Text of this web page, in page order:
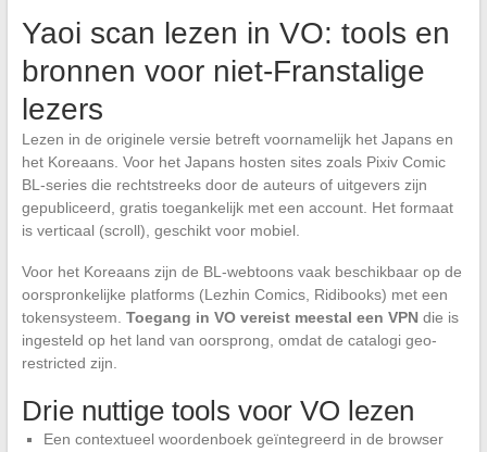
Yaoi scan lezen in VO: tools en
bronnen voor niet-Franstalige
lezers
Lezen in de originele versie betreft voornamelijk het Japans en
het Koreaans. Voor het Japans hosten sites zoals Pixiv Comic
BL-series die rechtstreeks door de auteurs of uitgevers zijn
gepubliceerd, gratis toegankelijk met een account. Het formaat
is verticaal (scroll), geschikt voor mobiel.
Voor het Koreaans zijn de BL-webtoons vaak beschikbaar op de
oorspronkelijke platforms (Lezhin Comics, Ridibooks) met een
tokensysteem. Toegang in VO vereist meestal een VPNdie is
ingesteld op het land van oorsprong, omdat de catalogi geo-
restricted zijn.
Drie nuttige tools voor VO lezen
Een contextueel woordenboek geïntegreerd in de browser